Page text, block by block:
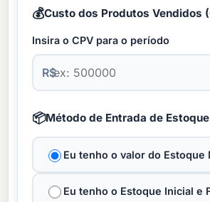
💰Custo dos Produtos Vendidos
Insira o CPV para o período
R$
📦Método de Entrada de Estoque
Eu tenho o valor do Estoque
Eu tenho o Estoque Inicial e